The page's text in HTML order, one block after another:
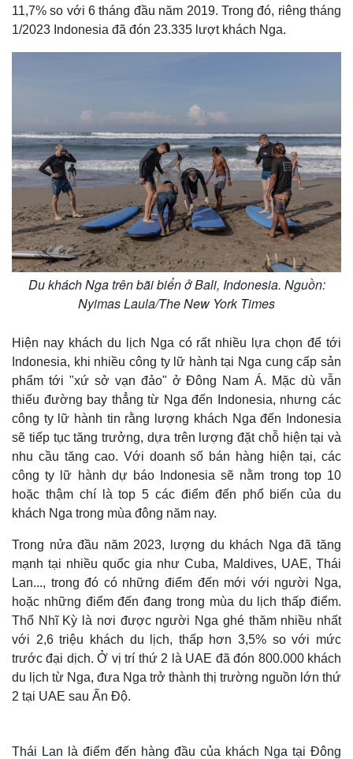
Thế giới
Quan sát
Cuộc sống đó đây
Hồ sơ
Multimedia
Video
Ảnh
11,7% so với 6 tháng đầu năm 2019. Trong đó, riêng tháng
1/2023 Indonesia đã đón 23.335 lượt khách Nga.
Du khách Nga trên bãi biển ở Bali, Indonesia. Nguồn:
Nyimas Laula/The New York Times
Hiện nay khách du lịch Nga có rất nhiều lựa chọn để tới
Indonesia, khi nhiều công ty lữ hành tại Nga cung cấp sản
phẩm tới "xứ sở vạn đảo" ở Đông Nam Á. Mặc dù vẫn
thiếu đường bay thẳng từ Nga đến Indonesia, nhưng các
công ty lữ hành tin rằng lượng khách Nga đến Indonesia
sẽ tiếp tục tăng trưởng, dựa trên lượng đặt chỗ hiện tại và
nhu cầu tăng cao. Với doanh số bán hàng hiện tại, các
công ty lữ hành dự báo Indonesia sẽ nằm trong top 10
hoặc thậm chí là top 5 các điểm đến phổ biến của du
khách Nga trong mùa đông năm nay.
Trong nửa đầu năm 2023, lượng du khách Nga đã tăng
mạnh tại nhiều quốc gia như Cuba, Maldives, UAE, Thái
Lan..., trong đó có những điểm đến mới với người Nga,
hoặc những điểm đến đang trong mùa du lịch thấp điểm.
Thổ Nhĩ Kỳ là nơi được người Nga ghé thăm nhiều nhất
với 2,6 triệu khách du lịch, thấp hơn 3,5% so với mức
trước đại dịch. Ở vị trí thứ 2 là UAE đã đón 800.000 khách
du lịch từ Nga, đưa Nga trở thành thị trường nguồn lớn thứ
2 tại UAE sau Ấn Độ.
Thái Lan là điểm đến hàng đầu của khách Nga tại Đông